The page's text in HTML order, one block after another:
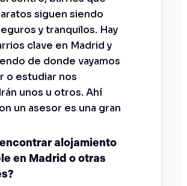
alojamiento
en Madrid o otras
siguen siendo
y tranquilos. Hay
clave en Madrid y
de donde vayamos
o estudiar nos
unos u otros. Ahí
un asesor es una gran